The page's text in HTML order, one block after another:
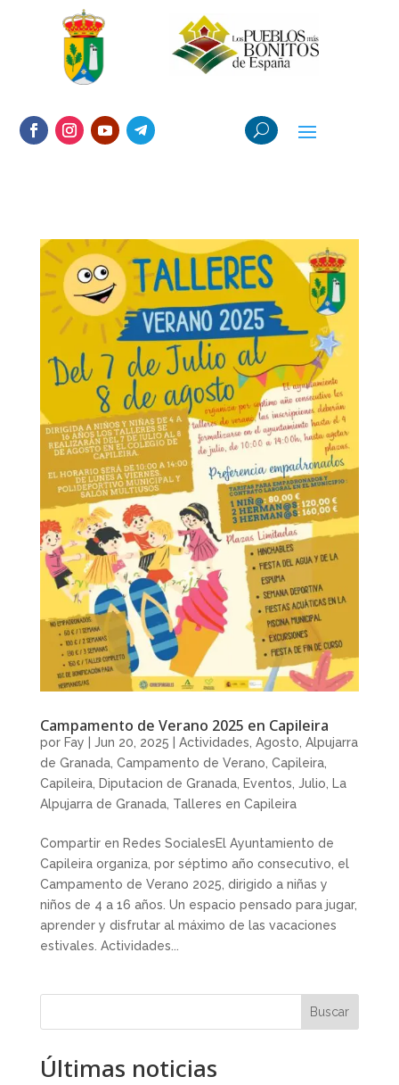
Campamento de Verano 2025 en Capileira
por Fay Jun 20, 2025 Actividades Agosto Alpujarra
de Granada, Campamento de Verano Capileira,
Capileira, Diputacion de Granada, Eventos Julio
La
Alpujarra de Granada, Talleres en Capileira
Compartir en Redes SocialesEl Ayuntamiento de
Capileira organiza, por séptimo año consecutivo, el
Campamento de Verano 2025, dirigido a niñas y
niños de 4 a 16 años. Un espacio pensado para jugar,
aprender y disfrutar al máximo de las vacaciones
estivales. Actividades...
Buscar
Últimas noticias